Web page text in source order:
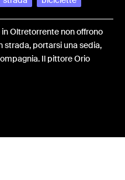
Oltretorrente non offrono
strada, portarsi una sedia,
Il pittore Orio